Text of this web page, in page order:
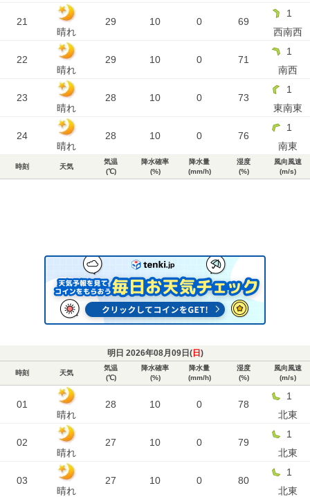
21
晴れ
29 10 0 69
1
西南西
22
晴れ
29 10 0 71
1
南西
23
晴れ
28 10 0 73
1
東南東
24
晴れ
28 10 0 76
1
南東
時刻 天気
気温
(℃)
降水確率
(%)
降水量
(mm/h)
湿度
(%)
風向風速
(m/s)
明日 2026年08月09日(日 )
時刻 天気
気温
(℃)
降水確率
(%)
降水量
(mm/h)
湿度
(%)
風向風速
(m/s)
01
晴れ
28 10 0 78
1
北東
02
晴れ
27 10 0 79
1
北東
03
晴れ
27 10 0 80
1
北東